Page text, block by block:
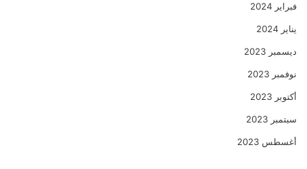
فبراير 2024
يناير 2024
ديسمبر 2023
نوفمبر 2023
أكتوبر 2023
سبتمبر 2023
أغسطس 2023